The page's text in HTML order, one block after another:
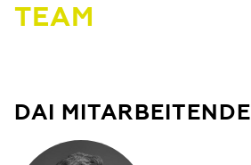
TEAM
DAI MITARBEITENDE